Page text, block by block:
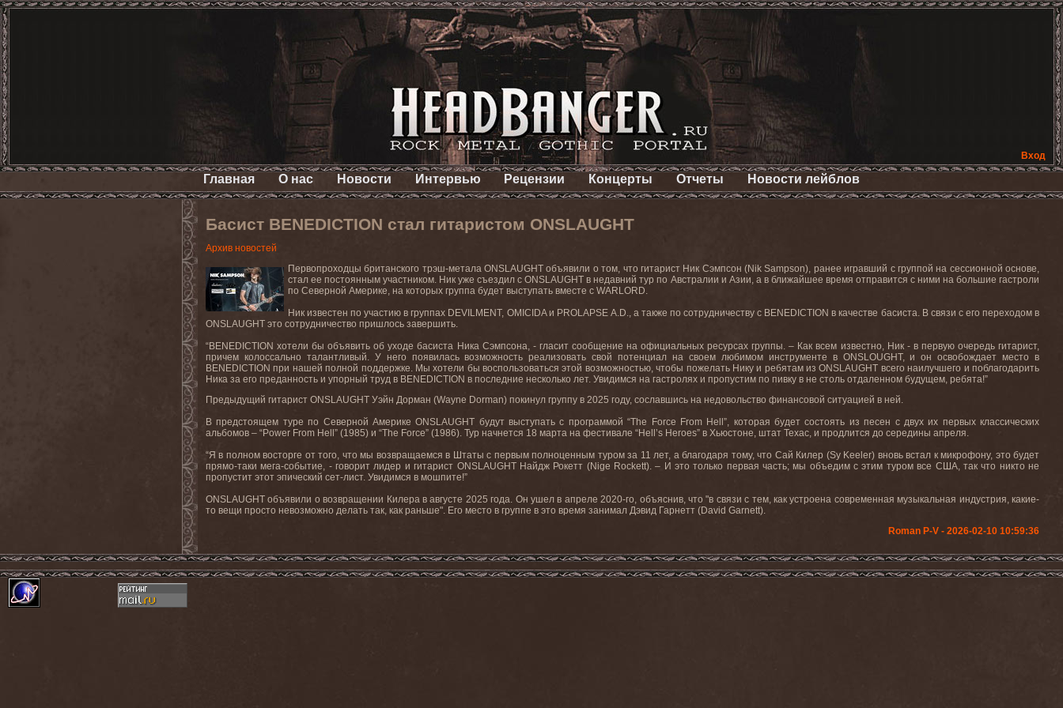
Вход
Главная О нас Новости Интервью Рецензии Концерты Отчеты Новости лейблов
Басист BENEDICTION стал гитаристом ONSLAUGHT
Архив новостей
Первопроходцы британского трэш-метала ONSLAUGHT объявили о том, что гитарист Ник Сэмпсон (Nik Sampson), ранее игравший с группой на сессионной основе,
стал ее постоянным участником. Ник уже съездил с ONSLAUGHT в недавний тур по Австралии и Азии, а в ближайшее время отправится с ними на большие гастроли
по Северной Америке, на которых группа будет выступать вместе с WARLORD.
Ник известен по участию в группах DEVILMENT, OMICIDA и PROLAPSE A.D., а также по сотрудничеству с BENEDICTION в качестве басиста. В связи с его переходом в
ONSLAUGHT это сотрудничество пришлось завершить.
“BENEDICTION хотели бы объявить об уходе басиста Ника Сэмпсона, - гласит сообщение на официальных ресурсах группы. – Как всем известно, Ник - в первую очередь гитарист,
причем колоссально талантливый. У него появилась возможность реализовать свой потенциал на своем любимом инструменте в ONSLOUGHT, и он освобождает место в
BENEDICTION при нашей полной поддержке. Мы хотели бы воспользоваться этой возможностью, чтобы пожелать Нику и ребятам из ONSLAUGHT всего наилучшего и поблагодарить
Ника за его преданность и упорный труд в BENEDICTION в последние несколько лет. Увидимся на гастролях и пропустим по пивку в не столь отдаленном будущем, ребята!”
Предыдущий гитарист ONSLAUGHT Уэйн Дорман (Wayne Dorman) покинул группу в 2025 году, сославшись на недовольство финансовой ситуацией в ней.
В предстоящем туре по Северной Америке ONSLAUGHT будут выступать с программой “The Force From Hell”, которая будет состоять из песен с двух их первых классических
альбомов – “Power From Hell” (1985) и “The Force” (1986). Тур начнется 18 марта на фестивале “Hell’s Heroes” в Хьюстоне, штат Техас, и продлится до середины апреля.
“Я в полном восторге от того, что мы возвращаемся в Штаты с первым полноценным туром за 11 лет, а благодаря тому, что Сай Килер (Sy Keeler) вновь встал к микрофону, это будет
прямо-таки мега-событие, - говорит лидер и гитарист ONSLAUGHT Найдж Рокетт (Nige Rockett). – И это только первая часть; мы объедим с этим туром все США, так что никто не
пропустит этот эпический сет-лист. Увидимся в мошпите!”
ONSLAUGHT объявили о возвращении Килера в августе 2025 года. Он ушел в апреле 2020-го, объяснив, что "в связи с тем, как устроена современная музыкальная индустрия, какие-
то вещи просто невозможно делать так, как раньше". Его место в группе в это время занимал Дэвид Гарнетт (David Garnett).
Roman P-V - 2026-02-10 10:59:36